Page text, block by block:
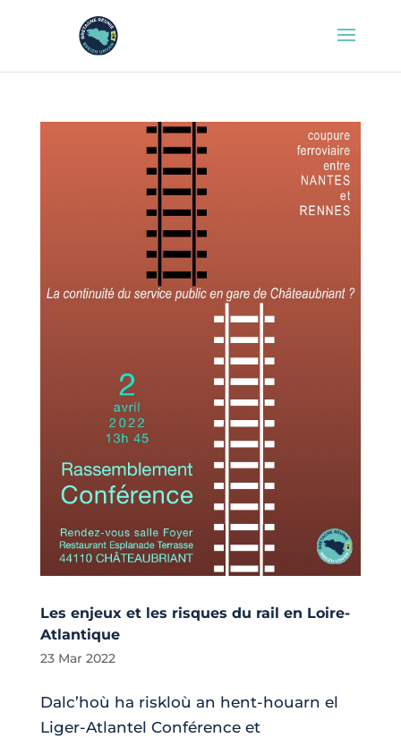
Les enjeux et les risques du rail en Loire-
Atlantique
23 Mar 2022
Dalc’hoù ha riskloù an hent-houarn el
Liger-Atlantel Conférence et